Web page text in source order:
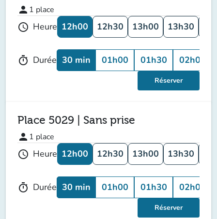
person 1 place
schedule Heure 12h00 12h30 13h00 13h30
timer Durée 30 min 01h00 01h30 02h00
Réserver
Place 5029 | Sans prise
person 1 place
schedule Heure 12h00 12h30 13h00 13h30
timer Durée 30 min 01h00 01h30 02h00
Réserver